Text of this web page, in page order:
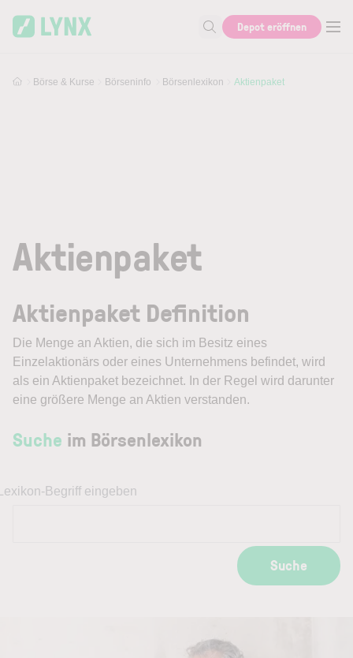
Suche nach Aktie, Autor...
Depot eröffnen
Börse & Kurse Börseninfo Börsenlexikon Aktienpaket
Aktienpaket
Aktienpaket Definition
Die Menge an Aktien, die sich im Besitz eines
Einzelaktionärs oder eines Unternehmens befindet, wird
als ein Aktienpaket bezeichnet. In der Regel wird darunter
eine größere Menge an Aktien verstanden.
Suche im Börsenlexikon
Begriff eingeben
Suche